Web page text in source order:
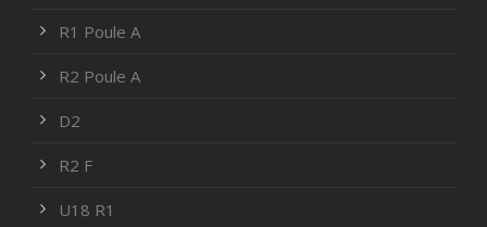
R1 Poule A
R2 Poule A
D2
R2 F
U18 R1